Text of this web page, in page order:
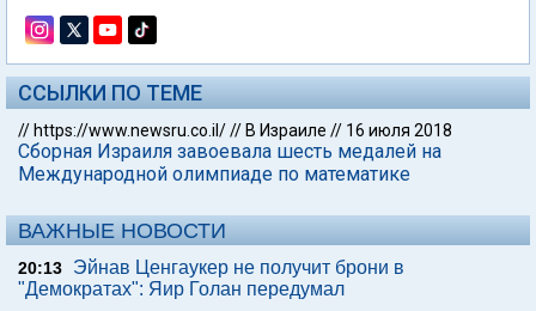
ССЫЛКИ ПО ТЕМЕ
// https://www.newsru.co.il/// В Израиле // 16 июля 2018
Сборная Израиля завоевала шесть медалей на
Международной олимпиаде по математике
ВАЖНЫЕ НОВОСТИ
20:13
Эйнав Ценгаукер не получит брони в
"Демократах": Яир Голан передумал